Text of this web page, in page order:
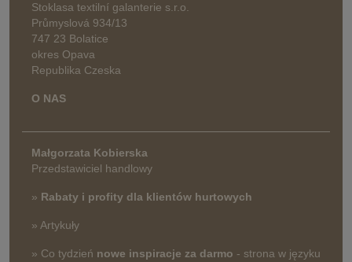
Stoklasa textilní galanterie s.r.o.
Průmyslová 934/13
747 23 Bolatice
okres Opava
Republika Czeska
O NAS
Małgorzata Kobierska
Przedstawiciel handlowy
» Rabaty i profity dla klientów hurtowych
» Artykuły
» Co tydzień nowe inspiracje za darmo - strona w języku